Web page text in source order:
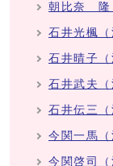
朝比奈 隆
石井光楓（
石井晴子（
石井武夫（
石井伝三（
今関一馬（
今関啓司（